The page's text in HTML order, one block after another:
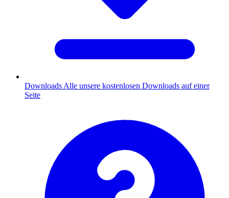
Downloads Alle unsere kostenlosen Downloads auf einer
Seite